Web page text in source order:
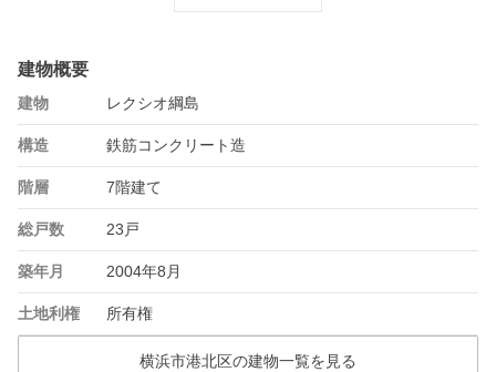
建物概要
建物 レクシオ綱島
構造 鉄筋コンクリート造
階層 7階建て
総戸数 23戸
築年月 2004年8月
土地利権 所有権
横浜市港北区の建物一覧を見る